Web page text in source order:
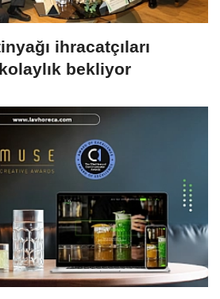
ihracatçıları
bekliyor